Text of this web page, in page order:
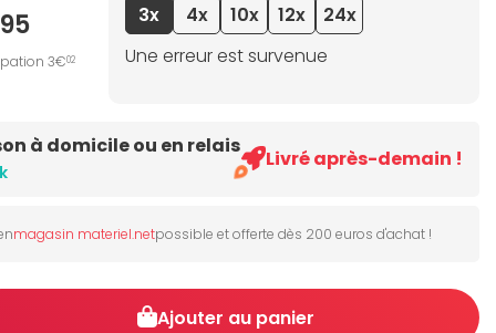
95
3€02
3x 4x 10x 12x
24x
Une erreur est survenue
à domicile ou en relais
Livré après-demain !
magasin materiel.netpossible et offerte dès 200 euros d'achat !
Ajouter au panier